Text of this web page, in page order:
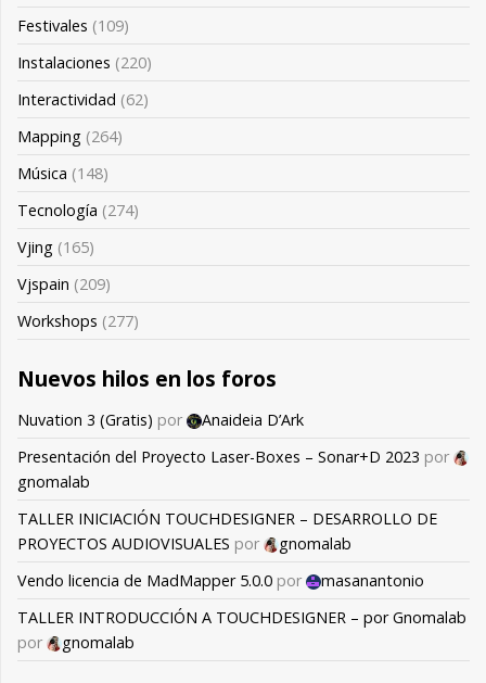
Festivales (109)
Instalaciones (220)
Interactividad (62)
Mapping (264)
Música (148)
Tecnología (274)
Vjing (165)
Vjspain (209)
Workshops (277)
Nuevos hilos en los foros
Nuvation 3 (Gratis) por
Anaideia D’Ark
Presentación del Proyecto Laser-Boxes – Sonar+D 2023 por
gnomalab
TALLER INICIACIÓN TOUCHDESIGNER – DESARROLLO DE
PROYECTOS AUDIOVISUALES por
gnomalab
Vendo licencia de MadMapper 5.0.0 por
masanantonio
TALLER INTRODUCCIÓN A TOUCHDESIGNER – por Gnomalab
por
gnomalab